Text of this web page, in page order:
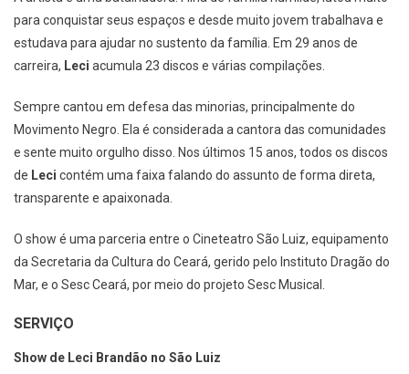
para conquistar seus espaços e desde muito jovem trabalhava e
estudava para ajudar no sustento da família. Em 29 anos de
carreira, Leci acumula 23 discos e várias compilações.
Sempre cantou em defesa das minorias, principalmente do
Movimento Negro. Ela é considerada a cantora das comunidades
e sente muito orgulho disso. Nos últimos 15 anos, todos os discos
de Leci contém uma faixa falando do assunto de forma direta,
transparente e apaixonada.
O show é uma parceria entre o Cineteatro São Luiz, equipamento
da Secretaria da Cultura do Ceará, gerido pelo Instituto Dragão do
Mar, e o Sesc Ceará, por meio do projeto Sesc Musical.
SERVIÇO
Show de Leci Brandão no São Luiz